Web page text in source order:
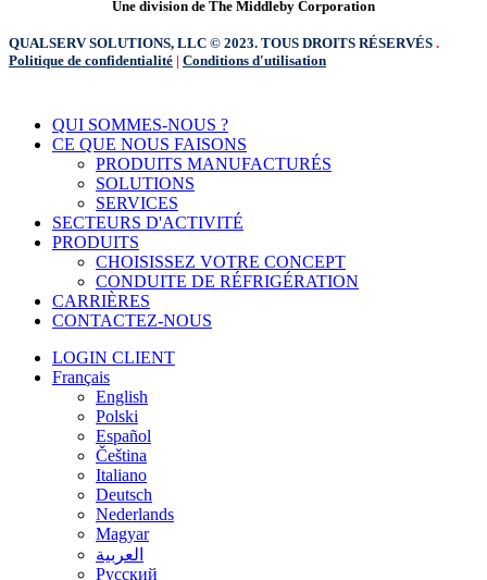
Une division de The Middleby Corporation
QUALSERV SOLUTIONS, LLC © 2023. TOUS DROITS RÉSERVÉS .
Politique de confidentialité | Conditions d'utilisation
FermerQUI SOMMES-NOUS ?
CE QUE NOUS FAISONS
PRODUITS MANUFACTURÉS
SOLUTIONS
SERVICES
SECTEURS D'ACTIVITÉ
PRODUITS
CHOISISSEZ VOTRE CONCEPT
CONDUITE DE RÉFRIGÉRATION
CARRIÈRES
CONTACTEZ-NOUS
LOGIN CLIENT
Français
English
Polski
Español
Čeština
Italiano
Deutsch
Nederlands
Magyar
العربية‏
Русский